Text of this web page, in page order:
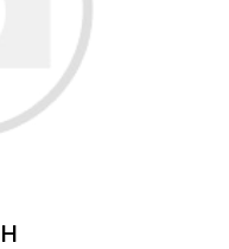
банку залежить
платежів, від 2
допомогою
нашого
застосунку